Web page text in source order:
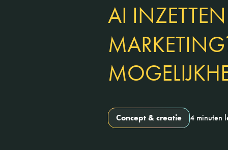
AI
MARKETING
Concept & creatie 4 minuten